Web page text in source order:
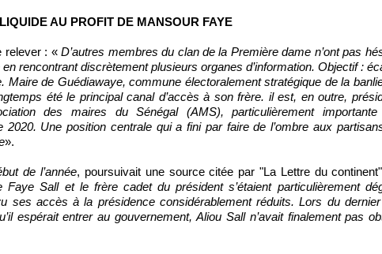
AU PROFIT DE MANSOUR FAYE
relever : «D’autres membres du clan de la Première dame n’ont pas
rencontrant discrètement plusieurs organes d’information. Objectif :
Maire de Guédiawaye, commune électoralement stratégique de la
été le principal canal d’accès à son frère. il est, en outre,
des maires du Sénégal (AMS), particulièrement
2020. Une position centrale qui a fini par faire de l’ombre aux
».
de l’année, poursuivait une source citée par "La Lettre du
Faye Sall et le frère cadet du président s’étaient particulièrement
ses accès à la présidence considérablement réduits. Lors du
espérait entrer au gouvernement, Aliou Sall n’avait finalement pas